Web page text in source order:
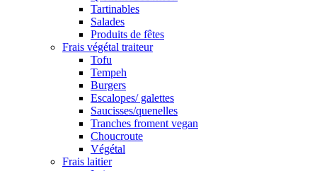
Tartinables
Salades
Produits de fêtes
Frais végétal traiteur
Tofu
Tempeh
Burgers
Escalopes/ galettes
Saucisses/quenelles
Tranches froment vegan
Choucroute
Végétal
Frais laitier